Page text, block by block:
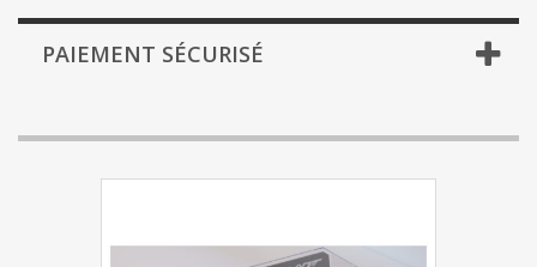
PAIEMENT SÉCURISÉ